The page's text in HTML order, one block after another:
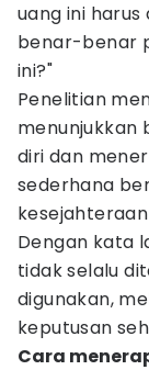
uang ini harus
benar-benar
ini?"
Penelitian
menunjukkan
diri dan
sederhana
Dengan kata
tidak selalu
digunakan,
keputusan
Cara